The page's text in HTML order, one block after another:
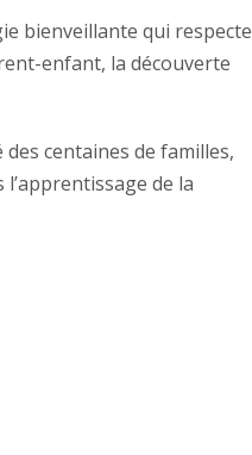
bienveillante qui respecte
enfant, la découverte
des centaines de familles,
de la